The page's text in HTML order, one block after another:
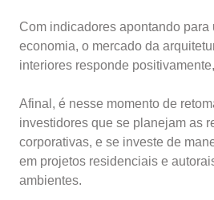
Com indicadores apontando para
economia, o mercado da
interiores responde
Afinal, é nesse momento de
investidores que se planejam as
corporativas, e se investe de
em projetos residenciais e
ambientes.